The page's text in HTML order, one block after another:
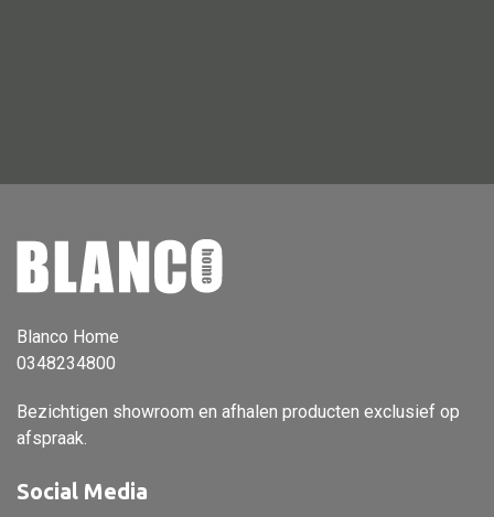
Tafellamp
Vloerlamp
Wandlamp
Lampenkappen
Alle deco
Blanco Home
0348234800
Bezichtigen showroom en afhalen producten exclusief op
afspraak.
Social Media